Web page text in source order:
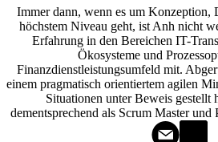
Immer dann, wenn es um Konzeption,
höchstem Niveau geht, ist Anh nicht
Erfahrung in den Bereichen IT-
Ökosysteme und
Finanzdienstleistungsumfeld mit.
einem pragmatisch orientiertem agilen
Situationen unter Beweis gestellt
dementsprechend als Scrum Master